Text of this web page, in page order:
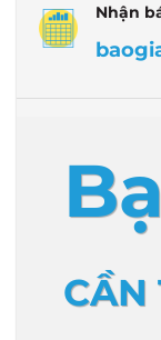
Nhận
CẦN